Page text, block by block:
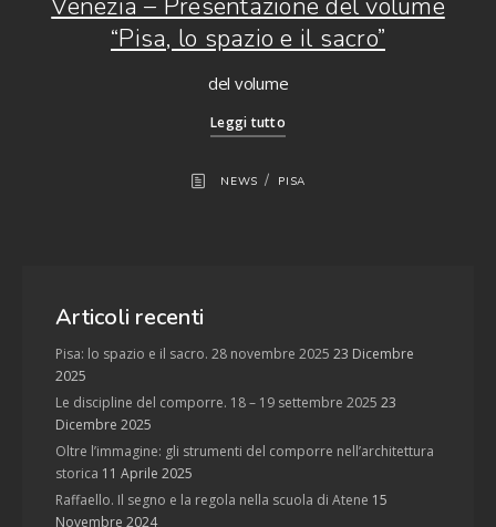
Venezia – Presentazione del volume
“Pisa, lo spazio e il sacro”
del volume
Leggi tutto
NEWS / PISA
Articoli recenti
Pisa: lo spazio e il sacro. 28 novembre 2025 23 Dicembre
2025
Le discipline del comporre. 18 – 19 settembre 2025 23
Dicembre 2025
Oltre l’immagine: gli strumenti del comporre nell’architettura
storica 11 Aprile 2025
Raffaello. Il segno e la regola nella scuola di Atene 15
Novembre 2024